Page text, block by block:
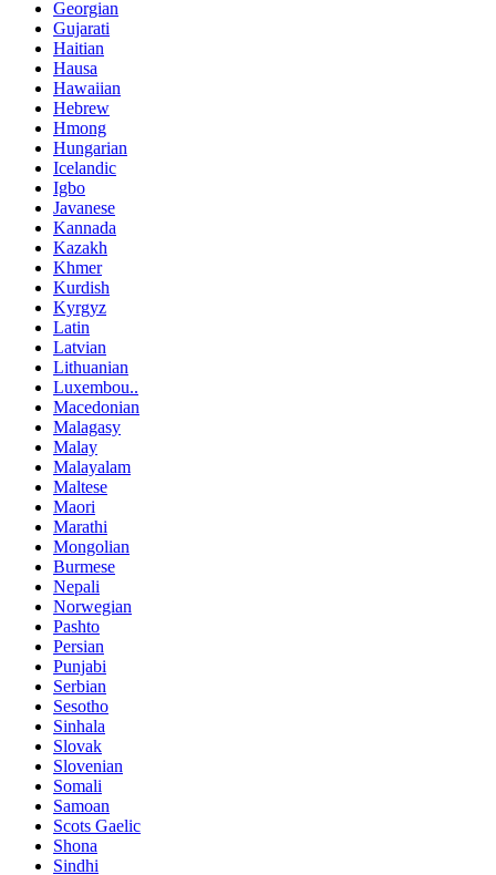
Georgian
Gujarati
Haitian
Hausa
Hawaiian
Hebrew
Hmong
Hungarian
Icelandic
Igbo
Javanese
Kannada
Kazakh
Khmer
Kurdish
Kyrgyz
Latin
Latvian
Lithuanian
Luxembou..
Macedonian
Malagasy
Malay
Malayalam
Maltese
Maori
Marathi
Mongolian
Burmese
Nepali
Norwegian
Pashto
Persian
Punjabi
Serbian
Sesotho
Sinhala
Slovak
Slovenian
Somali
Samoan
Scots Gaelic
Shona
Sindhi